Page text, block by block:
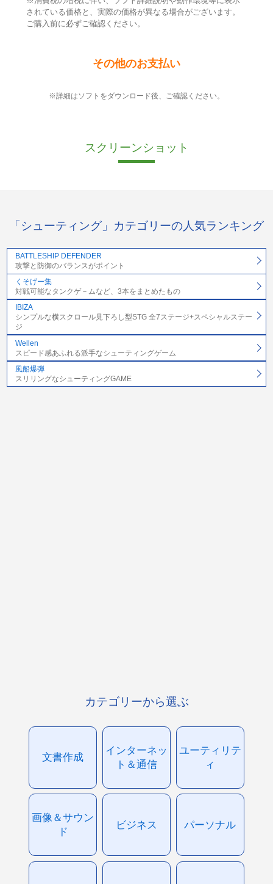
されている価格と、実際の価格が異なる場合がございます。
ご購入前に必ずご確認ください。
その他のお支払い
※詳細はソフトをダウンロード後、ご確認ください。
スクリーンショット
「シューティング」カテゴリーの人気ランキング
BATTLESHIP DEFENDER
攻撃と防御のバランスがポイント
くそげー集
対戦可能なタンクゲ－ムなど、3本をまとめたもの
IBIZA
シンプルな横スクロール見下ろし型STG 全7ステージ+スペシャルステー
ジ
Wellen
スピード感あふれる派手なシューティングゲーム
風船爆弾
スリリングなシューティングGAME
カテゴリーから選ぶ
文書作成
インターネッ
ト＆通信
ユーティリテ
ィ
画像＆サウン
ド
ビジネス パーソナル